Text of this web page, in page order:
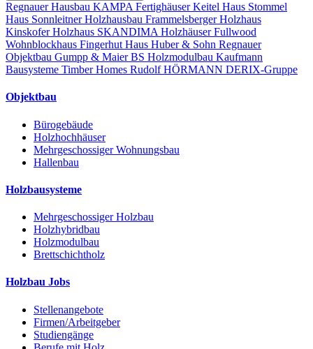
Regnauer Hausbau KAMPA FertighäuserKeitel Haus Stommel
Haus Sonnleitner Holzhausbau Frammelsberger Holzhaus
Kinskofer Holzhaus SKANDIMA HolzhäuserFullwood
Wohnblockhaus Fingerhut Haus Huber & Sohn Regnauer
Objektbau Gumpp & MaierBS Holzmodulbau Kaufmann
Bausysteme Timber Homes Rudolf HÖRMANN DERIX-Gruppe
Objektbau
Bürogebäude
Holzhochhäuser
Mehrgeschossiger Wohnungsbau
Hallenbau
Holzbausysteme
Mehrgeschossiger Holzbau
Holzhybridbau
Holzmodulbau
Brettschichtholz
Holzbau Jobs
Stellenangebote
Firmen/Arbeitgeber
Studiengänge